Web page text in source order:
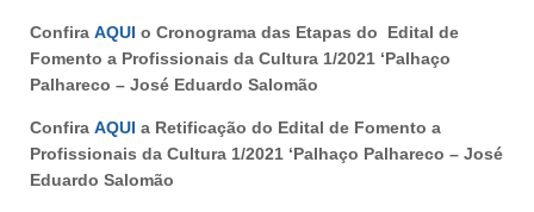
Confira AQUI o Cronograma das Etapas do
Edital de
Fomento a Profissionais da Cultura 1/2021 ‘Palhaço
Palhareco – José Eduardo Salomão
Confira AQUI a Retificação do Edital de Fomento a
Profissionais da Cultura 1/2021 ‘Palhaço Palhareco – José
Eduardo Salomão